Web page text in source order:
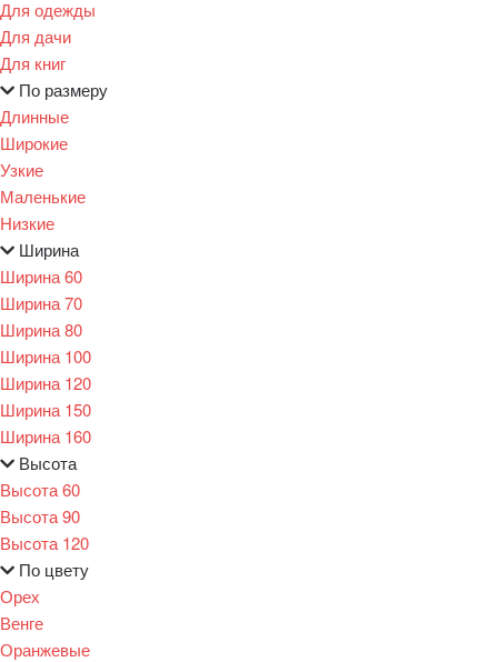
Для одежды
Для дачи
Для книг
По размеру
Длинные
Широкие
Узкие
Маленькие
Низкие
Ширина
Ширина 60
Ширина 70
Ширина 80
Ширина 100
Ширина 120
Ширина 150
Ширина 160
Высота
Высота 60
Высота 90
Высота 120
По цвету
Орех
Венге
Оранжевые